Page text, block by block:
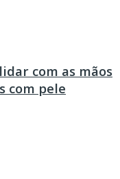
com as mãos
com pele